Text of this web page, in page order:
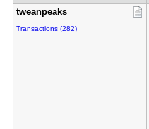
tweanpeaks
Transactions (282)